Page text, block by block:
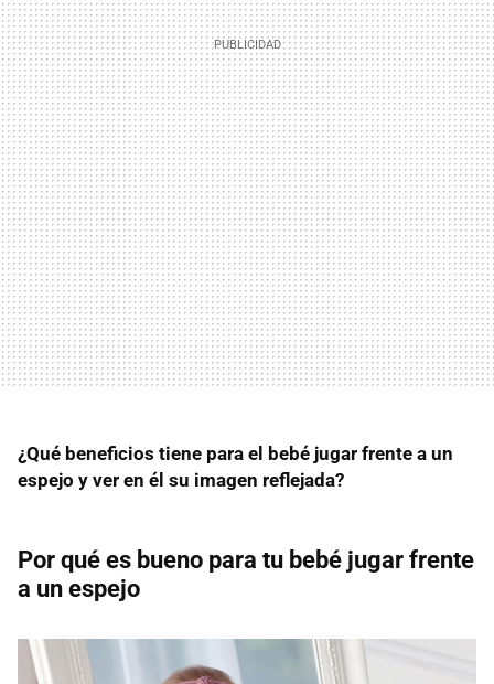
¿Qué beneficios tiene para el bebé jugar frente a un
espejo y ver en él su imagen reflejada?
Por qué es bueno para tu bebé jugar frente
a un espejo